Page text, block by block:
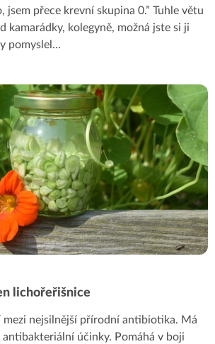
jsem přece krevní skupina 0.” Tuhle větu
kamarádky, kolegyně, možná jste si ji
pomyslel ...
lichořeřišnice
mezi nejsilnější přírodní antibiotika. Má
účinky. Pomáhá v boji